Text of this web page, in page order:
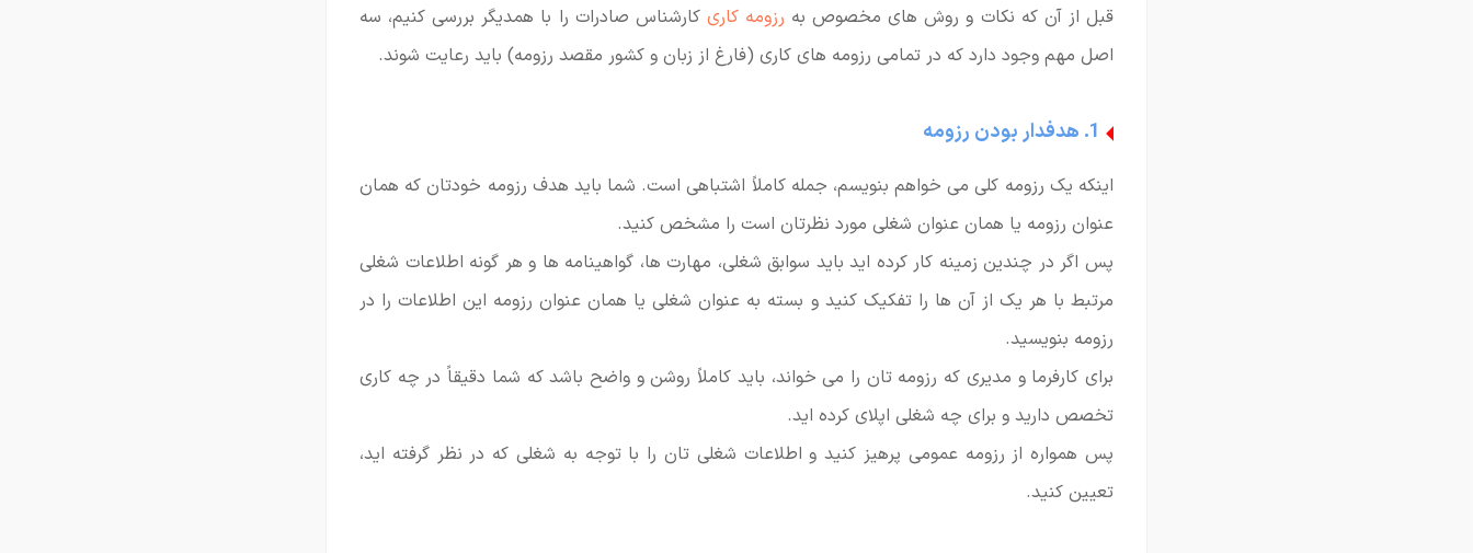
قبل از آن که نکات و روش های مخصوص به رزومه کاری کارشناس صادرات را با همدیگر بررسی کنیم، سه
اصل مهم وجود دارد که در تمامی رزومه های کاری (فارغ از زبان و کشور مقصد رزومه) باید رعایت شوند.
1. هدفدار بودن رزومه
اینکه یک رزومه کلی می خواهم بنویسم، جمله کاملاً اشتباهی است. شما باید هدف رزومه خودتان که همان
عنوان رزومه یا همان عنوان شغلی مورد نظرتان است را مشخص کنید.
پس اگر در چندین زمینه کار کرده اید باید سوابق شغلی، مهارت ها، گواهینامه ها و هر گونه اطلاعات شغلی
مرتبط با هر یک از آن ها را تفکیک کنید و بسته به عنوان شغلی یا همان عنوان رزومه این اطلاعات را در
رزومه بنویسید.
برای کارفرما و مدیری که رزومه تان را می خواند، باید کاملاً روشن و واضح باشد که شما دقیقاً در چه کاری
تخصص دارید و برای چه شغلی اپلای کرده اید.
پس همواره از رزومه عمومی پرهیز کنید و اطلاعات شغلی تان را با توجه به شغلی که در نظر گرفته اید،
تعیین کنید.